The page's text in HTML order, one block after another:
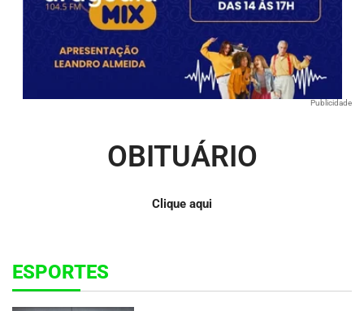
Publicidade
OBITUÁRIO
Clique aqui
ESPORTES